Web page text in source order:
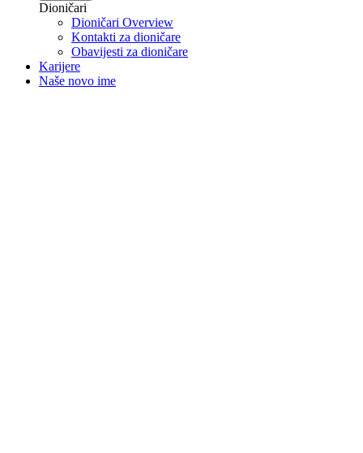
Dioničari
Dioničari Overview
Kontakti za dioničare
Obavijesti za dioničare
Karijere
Naše novo ime